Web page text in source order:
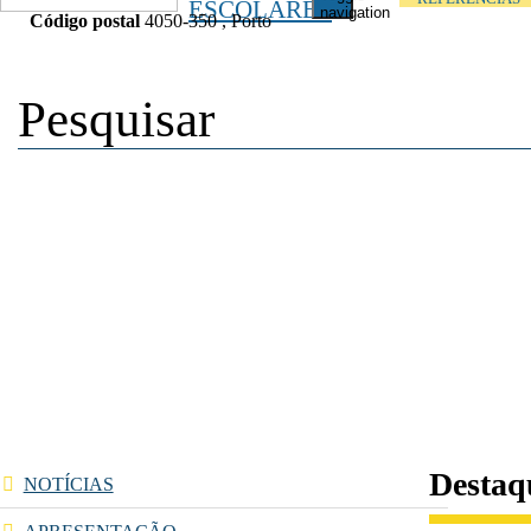
ESCOLARESnavigation
Código postal 4050-350 , Porto
NOTÍCIAS